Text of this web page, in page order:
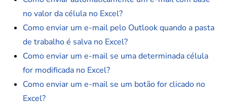
no valor da célula no Excel?
Como enviar um e-mail pelo Outlook quando a pasta
de trabalho é salva no Excel?
Como enviar um e-mail se uma determinada célula
for modificada no Excel?
Como enviar um e-mail se um botão for clicado no
Excel?